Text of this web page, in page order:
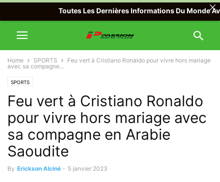
Home SPORTS
Feu vert à Cristiano Ronaldo pour vivre hors mariage
avec sa compagne...
SPORTS
Feu vert à Cristiano Ronaldo
pour vivre hors mariage avec
sa compagne en Arabie
Saoudite
By Erickson Alciné - 5 janvier 2023
Toutes Les Dernières Informations Du Monde